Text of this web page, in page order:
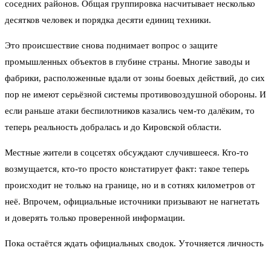
соседних районов. Общая группировка насчитывает несколько
десятков человек и порядка десяти единиц техники.
Это происшествие снова поднимает вопрос о защите
промышленных объектов в глубине страны. Многие заводы и
фабрики, расположенные вдали от зоны боевых действий, до сих
пор не имеют серьёзной системы противовоздушной обороны. И
если раньше атаки беспилотников казались чем-то далёким, то
теперь реальность добралась и до Кировской области.
Местные жители в соцсетях обсуждают случившееся. Кто-то
возмущается, кто-то просто констатирует факт: такое теперь
происходит не только на границе, но и в сотнях километров от
неё. Впрочем, официальные источники призывают не нагнетать
и доверять только проверенной информации.
Пока остаётся ждать официальных сводок. Уточняется личность